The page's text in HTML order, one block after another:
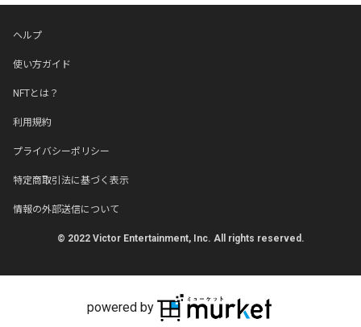
ヘルプ
使い方ガイド
NFTとは？
利用規約
プライバシーポリシー
特定商取引法に基づく表示
情報の外部送信について
© 2022 Victor Entertainment, Inc. All rights reserved.
powered by